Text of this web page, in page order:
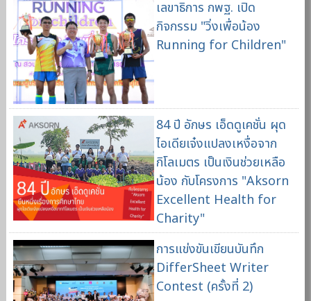
เลขาธิการ กพฐ. เปิด
กิจกรรม "วิ่งเพื่อน้อง
Running for Children"
84 ปี อักษร เอ็ดดูเคชั่น ผุด
ไอเดียเจ๋งแปลงเหงื่อจาก
กิโลเมตร เป็นเงินช่วยเหลือ
น้อง กับโครงการ "Aksorn
Excellent Health for
Charity"
การแข่งขันเขียนบันทึก
DifferSheet Writer
Contest (ครั้งที่ 2)